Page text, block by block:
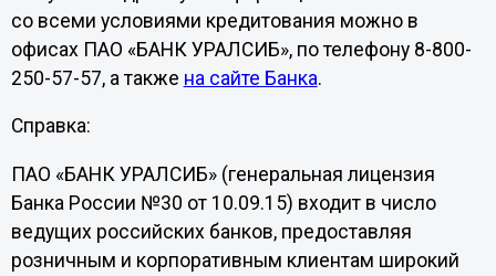
со всеми условиями кредитования можно в
офисах ПАО «БАНК УРАЛСИБ», по телефону 8-800-
250-57-57, а также на сайте Банка.
Справка:
ПАО «БАНК УРАЛСИБ» (генеральная лицензия
Банка России №30 от 10.09.15) входит в число
ведущих российских банков, предоставляя
розничным и корпоративным клиентам широкий